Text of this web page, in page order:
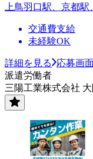
上鳥羽口駅、京都
交通費支給
未経験OK
詳細を見る
応募画
派遣労働者
三陽工業株式会社